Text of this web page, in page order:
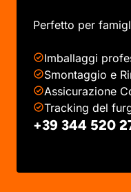
Perfetto per
Imballaggi
Smontaggio e
Assicurazione
Tracking del
+39 344 520